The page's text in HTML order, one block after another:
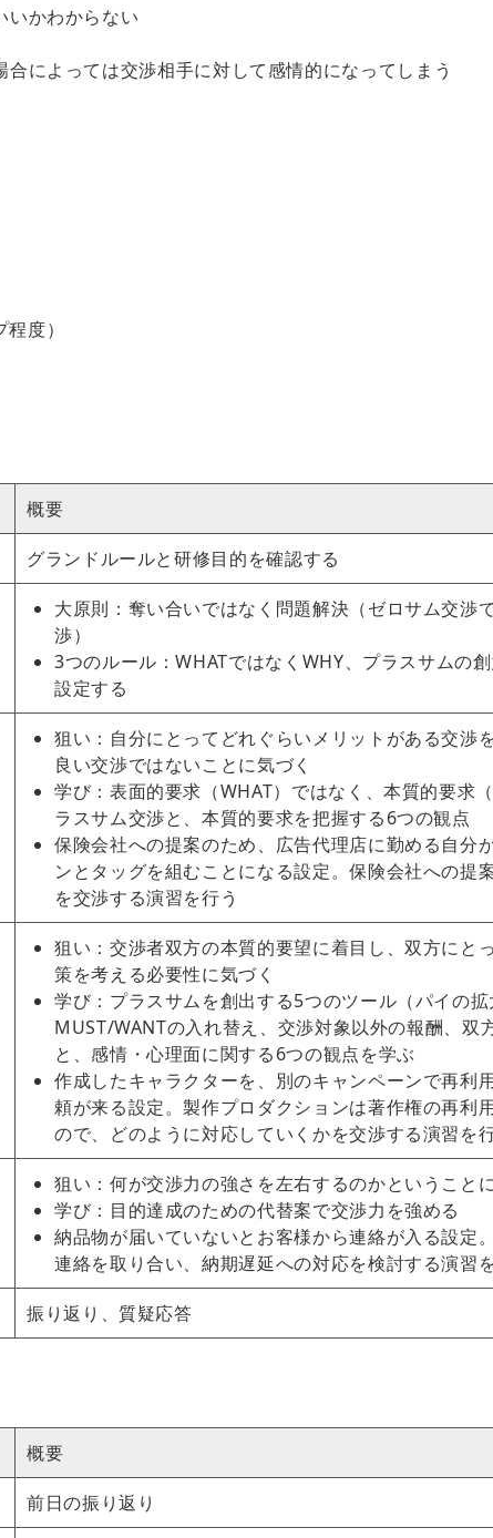
いかわからない
によっては交渉相手に対して感情的になってしまう
度）
概要
グランドルールと研修目的を確認する
大原則：奪い合いではなく問題解決（ゼロサム交渉
渉）
3つのルール：WHATではなくWHY、プラスサムの
設定する
狙い：自分にとってどれぐらいメリットがある交渉
良い交渉ではないことに気づく
学び：表面的要求（WHAT）ではなく、本質的要求
ラスサム交渉と、本質的要求を把握する6つの観点
保険会社への提案のため、広告代理店に勤める自分
ンとタッグを組むことになる設定。保険会社への提
を交渉する演習を行う
狙い：交渉者双方の本質的要望に着目し、双方にと
策を考える必要性に気づく
学び：プラスサムを創出する5つのツール（パイの
MUST/WANTの入れ替え、交渉対象以外の報酬、双
と、感情・心理面に関する6つの観点を学ぶ
作成したキャラクターを、別のキャンペーンで再利
頼が来る設定。製作プロダクションは著作権の再利
ので、どのように対応していくかを交渉する演習を
狙い：何が交渉力の強さを左右するのかということ
学び：目的達成のための代替案で交渉力を強める
納品物が届いていないとお客様から連絡が入る設定
連絡を取り合い、納期遅延への対応を検討する演習
振り返り、質疑応答
概要
前日の振り返り